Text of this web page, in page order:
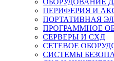
ОБОРУДОВАНИЕ
ПЕРИФЕРИЯ И
ПОРТАТИВНАЯ
ПРОГРАММНОЕ
СЕРВЕРЫ И СХД
СЕТЕВОЕ
СИСТЕМЫ